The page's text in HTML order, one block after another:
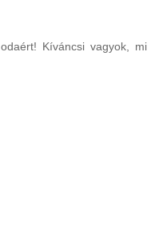
Kíváncsi vagyok, mi